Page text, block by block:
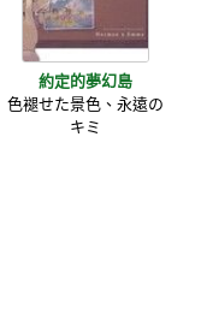
約定的夢幻島
色褪せた景色、永遠の
キミ